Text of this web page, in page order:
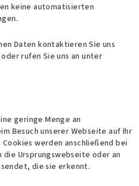
keine automatisierten
Daten kontaktieren Sie uns
oder rufen Sie uns an unter
geringe Menge an
Besuch unserer Webseite auf Ihr
werden anschließend bei
die Ursprungswebseite oder an
die sie erkennt.